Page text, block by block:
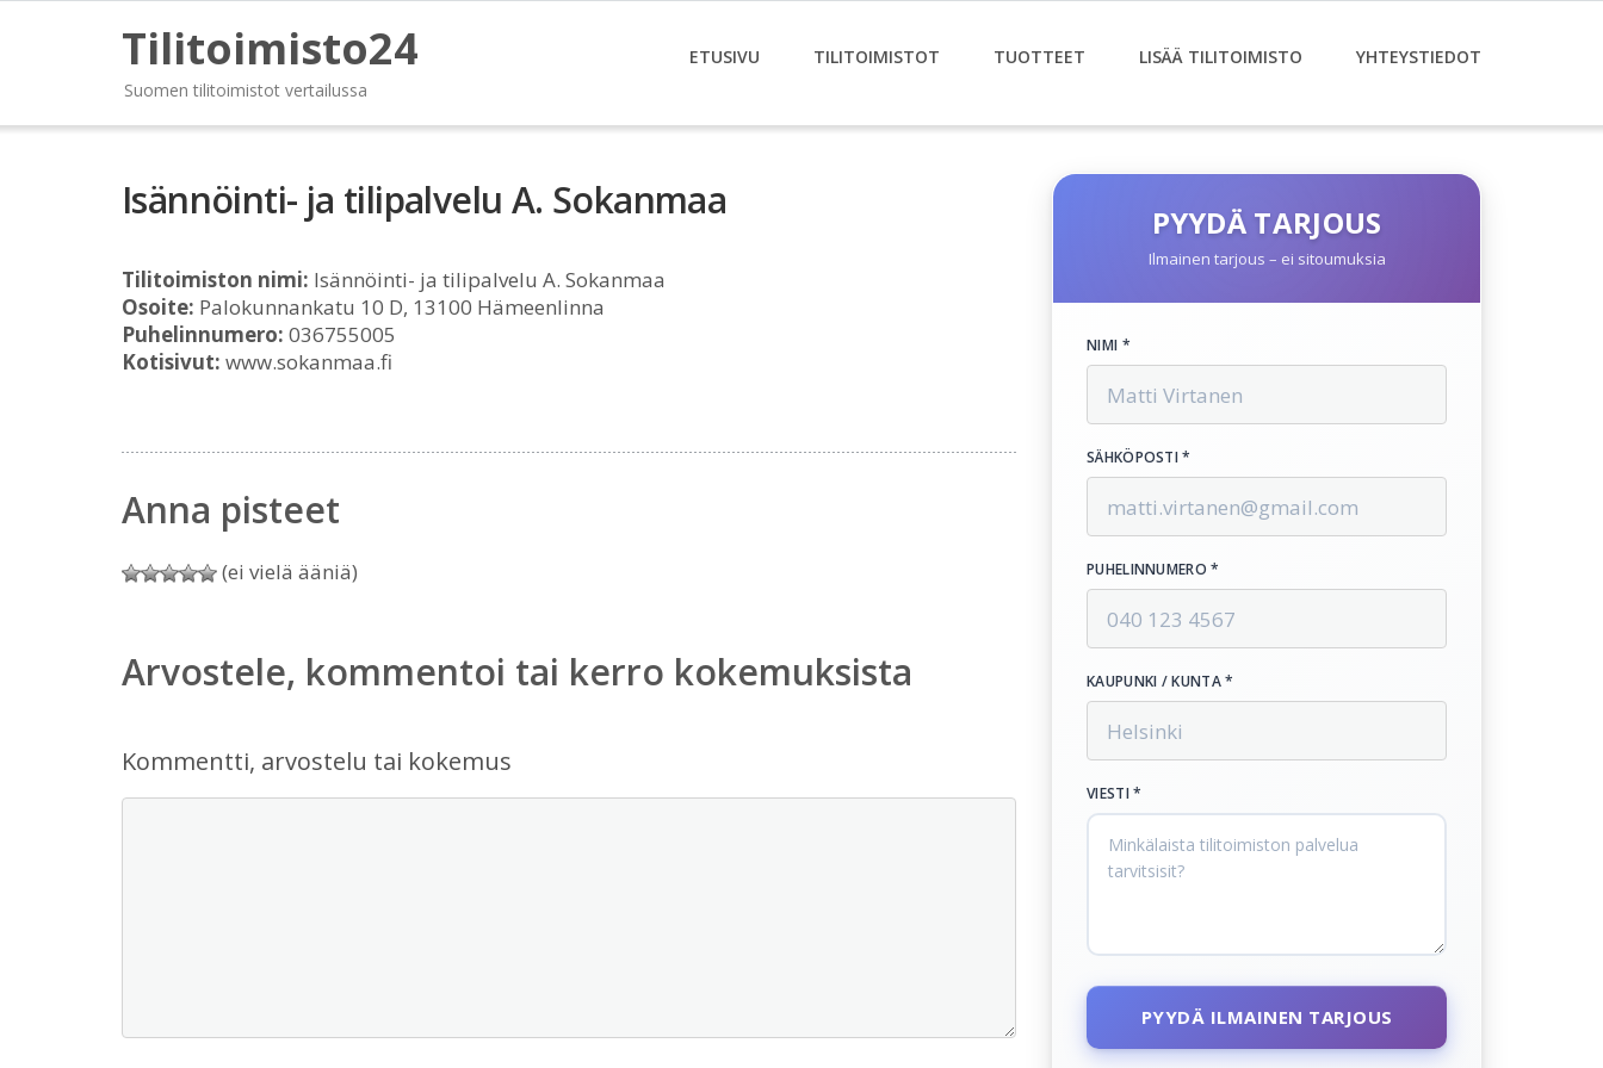
Tilitoimisto24
Suomen tilitoimistot vertailussa
ETUSIVU TILITOIMISTOT TUOTTEET LISÄÄ TILITOIMISTO YHTEYSTIEDOT
Isännöinti- ja tilipalvelu A. Sokanmaa
Tilitoimiston nimi: Isännöinti- ja tilipalvelu A. Sokanmaa
Osoite: Palokunnankatu 10 D, 13100 Hämeenlinna
Puhelinnumero: 036755005
Kotisivut: www.sokanmaa.fi
Anna pisteet
(ei vielä ääniä)
Arvostele, kommentoi tai kerro kokemuksista
Kommentti, arvostelu tai kokemus
PYYDÄ TARJOUS
Ilmainen tarjous – ei sitoumuksia
NIMI *
SÄHKÖPOSTI *
PUHELINNUMERO *
KAUPUNKI / KUNTA *
VIESTI *
PYYDÄ ILMAINEN TARJOUS